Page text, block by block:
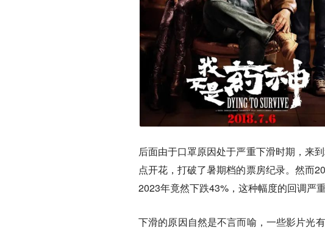
后面由于口罩原因处于严重下滑时期，来
点开花，打破了暑期档的票房纪录。然而
2023年竟然下跌43%，这种幅度的回调严
下滑的原因自然是不言而喻，一些影片光